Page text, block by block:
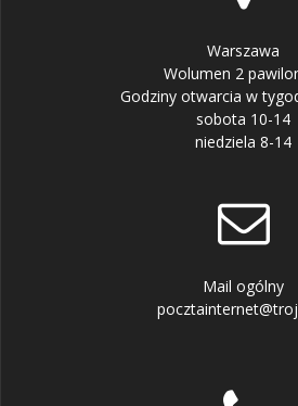
Warszawa
Wolumen 2
Godziny otwarcia w
sobota 10-14
niedziela 8-14
Mail ogólny